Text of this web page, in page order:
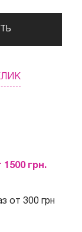
1500 грн.
от 300 грн